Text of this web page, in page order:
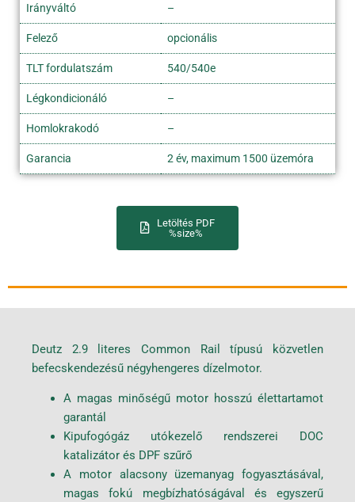
Irányváltó –
Felező opcionális
TLT fordulatszám 540/540e
Légkondicionáló –
Homlokrakodó –
Garancia 2 év, maximum 1500 üzemóra
Letöltés PDF
%size%
Deutz 2.9 literes Common Rail típusú közvetlen
befecskendezésű négyhengeres dízelmotor.
A magas minőségű motor hosszú élettartamot
garantál
Kipufogógáz utókezelő rendszerei DOC
katalizátor és DPF szűrő
A motor alacsony üzemanyag fogyasztásával,
magas fokú megbízhatóságával és egyszerű